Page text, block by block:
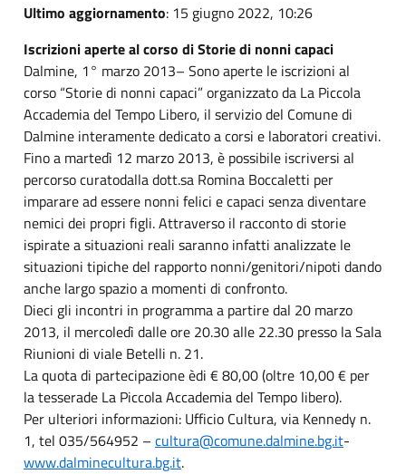
Ultimo aggiornamento: 15 giugno 2022, 10:26
Iscrizioni aperte al corso di Storie di nonni capaci
Dalmine, 1° marzo 2013– Sono aperte le iscrizioni al
corso “Storie di nonni capaci” organizzato da La Piccola
Accademia del Tempo Libero, il servizio del Comune di
Dalmine interamente dedicato a corsi e laboratori creativi.
Fino a martedì 12 marzo 2013, è possibile iscriversi al
percorso curatodalla dott.sa Romina Boccaletti per
imparare ad essere nonni felici e capaci senza diventare
nemici dei propri figli. Attraverso il racconto di storie
ispirate a situazioni reali saranno infatti analizzate le
situazioni tipiche del rapporto nonni/genitori/nipoti dando
anche largo spazio a momenti di confronto.
Dieci gli incontri in programma a partire dal 20 marzo
2013, il mercoledì dalle ore 20.30 alle 22.30 presso la Sala
Riunioni di viale Betelli n. 21.
La quota di partecipazione èdi € 80,00 (oltre 10,00 € per
la tesserade La Piccola Accademia del Tempo libero).
Per ulteriori informazioni: Ufficio Cultura, via Kennedy n.
1, tel 035/564952 – cultura@comune.dalmine.bg.it-
www.dalminecultura.bg.it.